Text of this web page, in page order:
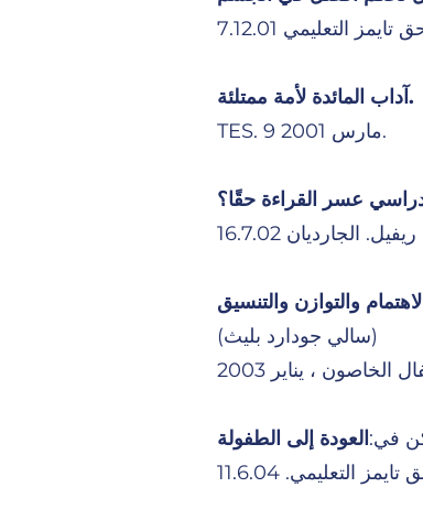
آداب المائدة لأمة ممتلئة.
TES. 9 مارس 2001.
الاهتمام والتوازن والتنسيق
(سالي جودارد بليث)
الخاصون ، يناير 2003
في: العودة إلى الطفولة
التعليمي. 11.6.04